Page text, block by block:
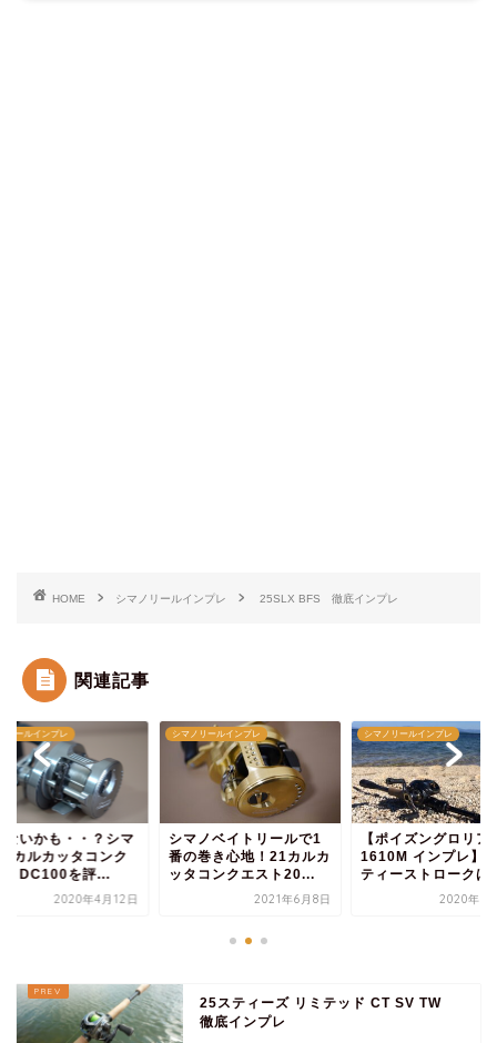
HOME シマノリールインプレ 25SLX BFS 徹底インプレ
関連記事
リールインプレ
ノベイトリールで1
巻き心地！21カルカ
コンクエスト20...
2021年6月8日
シマノリールインプレ
【ポイズングロリアス
1610M インプレ】マイ
ティーストロークは2...
2020年5月18日
シマノリールインプレ
必要ないかも・・？
ノ 20カルカッタコ
エストDC100を評...
2020年4
25スティーズ リミテッド CT SV TW
徹底インプレ